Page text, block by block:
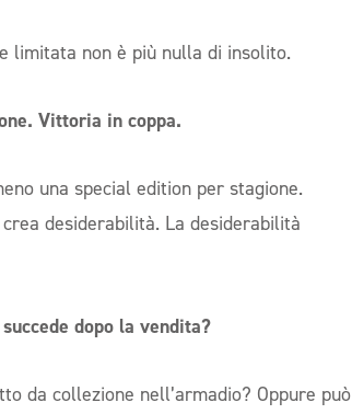
limitata non è più nulla di insolito.
Vittoria in coppa.
una special edition per stagione.
crea desiderabilità. La desiderabilità
dopo la vendita?
da collezione nell’armadio? Oppure può